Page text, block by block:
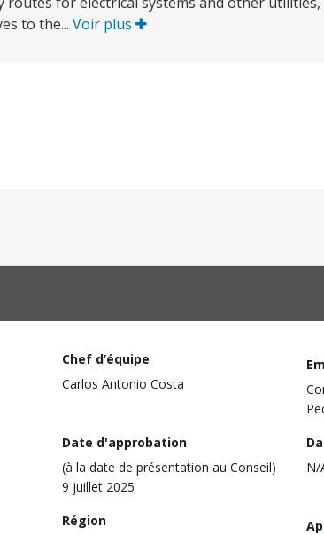
to the... Voir plus
Chef d’équipe
Carlos Antonio Costa
Date d'approbation
(à la date de présentation au Conseil)
9 juillet 2025
N/
Région